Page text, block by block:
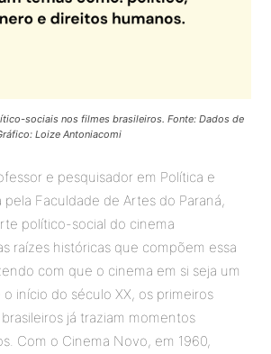
sociais nos filmes brasileiros. Fonte: Dados de
Loize Antoniacomi
e pesquisador em Política e
Faculdade de Artes do Paraná,
político-social do cinema
raízes históricas que compõem essa
com que o cinema em si seja um
início do século XX, os primeiros
já traziam momentos
Com o Cinema Novo, em 1960,